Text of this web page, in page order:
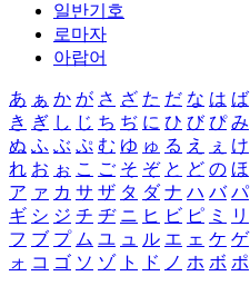
일반기호
로마자
아랍어
あ ぁ か が さ ざ た だ な は ば
き ぎ し じ ち ぢ に ひ び ぴ み
ぬ ふ ぶ ぷ む ゆ ゅ る え ぇ け
れ お ぉ こ ご そ ぞ と ど の ほ
ア ァ カ サ ザ タ ダ ナ ハ バ パ
ギ シ ジ チ ヂ ニ ヒ ビ ピ ミ リ
フ ブ プ ム ユ ュ ル エ ェ ケ ゲ
ォ コ ゴ ソ ゾ ト ド ノ ホ ボ ポ